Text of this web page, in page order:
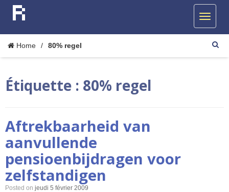
Home / 80% regel
Étiquette : 80% regel
Aftrekbaarheid van
aanvullende
pensioenbijdragen voor
zelfstandigen
Posted on jeudi 5 février 2009